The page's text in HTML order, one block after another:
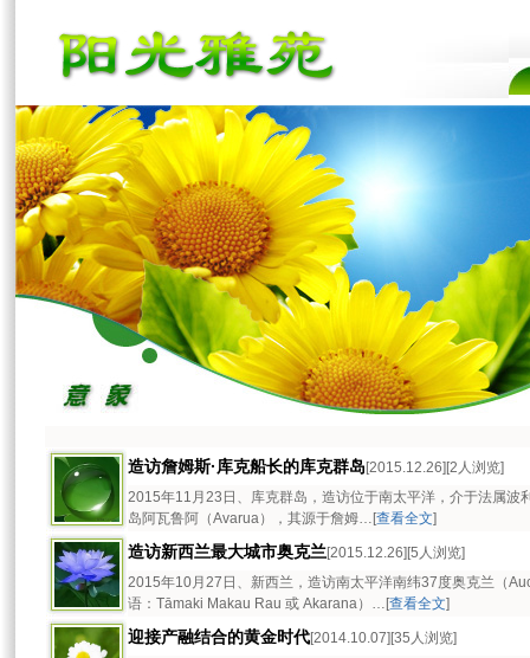
造访詹姆斯·库克船长的库克群岛 [2015.12.26][2人浏览]
2015年11月23日、库克群岛，造访位于南太平洋，介于法属波
岛阿瓦鲁阿（Avarua），其源于詹姆…[查看全文]
造访新西兰最大城市奥克兰[2015.12.26][5人浏览]
2015年10月27日、新西兰，造访南太平洋南纬37度奥克兰（
语：Tāmaki Makau Rau 或 Akarana）…[查看全文]
迎接产融结合的黄金时代[2014.10.07][35人浏览]